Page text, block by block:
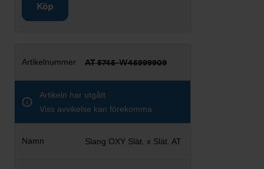
Köp
AT 5745-W45999909
Artikeln har utgått
Viss avvikelse kan förekomma
Slang OXY Slät. x Slät. AT